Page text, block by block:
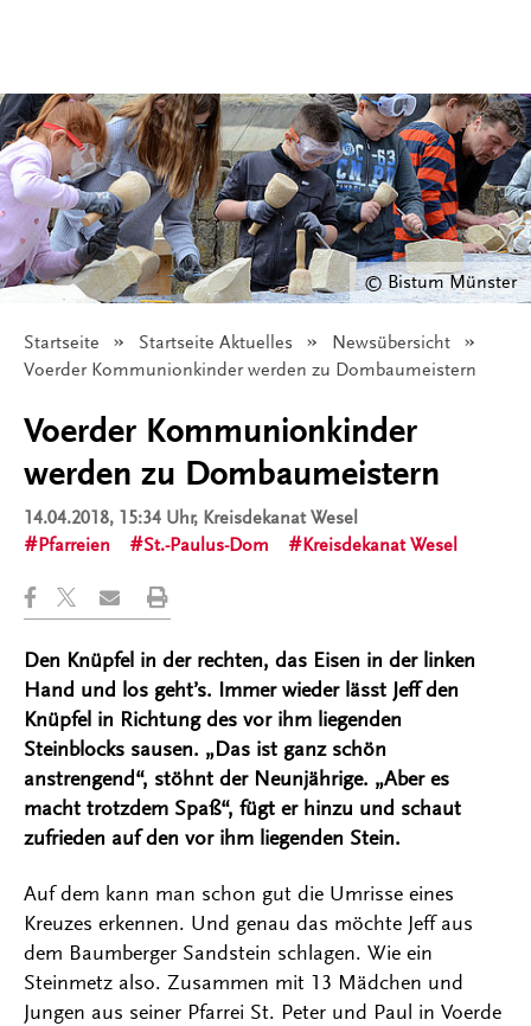
© Bistum Münster
Startseite Startseite Aktuelles
Newsübersicht
Angezeigt:
Voerder Kommunionkinder werden zu Dombaumeistern
Voerder Kommunionkinder
werden zu Dombaumeistern
14.04.2018, 15:34 Uhr, Kreisdekanat Wesel
Pfarreien
St.-Paulus-Dom Kreisdekanat Wesel
Den Knüpfel in der rechten, das Eisen in der linken
Hand und los geht’s. Immer wieder lässt Jeff den
Knüpfel in Richtung des vor ihm liegenden
Steinblocks sausen. „Das ist ganz schön
anstrengend“, stöhnt der Neunjährige. „Aber es
macht trotzdem Spaß“, fügt er hinzu und schaut
zufrieden auf den vor ihm liegenden Stein.
Auf dem kann man schon gut die Umrisse eines
Kreuzes erkennen. Und genau das möchte Jeff aus
dem Baumberger Sandstein schlagen. Wie ein
Steinmetz also. Zusammen mit 13 Mädchen und
Jungen aus seiner Pfarrei St. Peter und Paul in Voerde